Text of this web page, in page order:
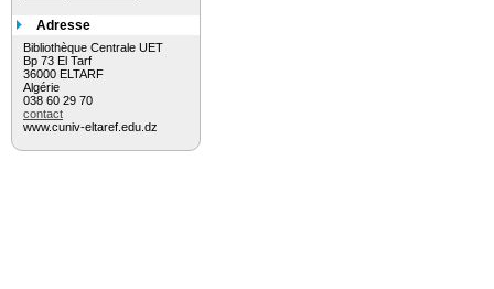
Adresse
Bibliothèque Centrale UET
Bp 73 El Tarf
36000 ELTARF
Algérie
038 60 29 70
contact
www.cuniv-eltaref.edu.dz